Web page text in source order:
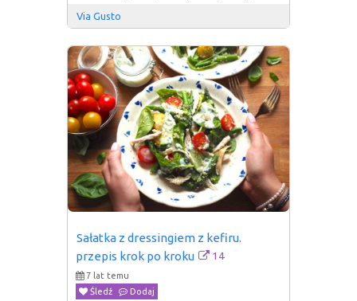
Via Gusto
Sałatka z dressingiem z kefiru.
przepis krok po kroku
14
7 lat temu
Śledź
Dodaj